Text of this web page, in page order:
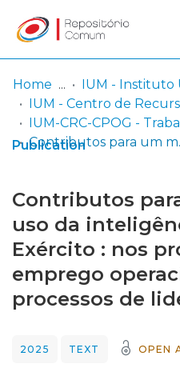
Communities
& Collections
Statistics
Log
In
(current)
Home
Contributos
Publication
Contributos
uso da
Exército : nos
emprego
processos de
2025 TEXT OPEN